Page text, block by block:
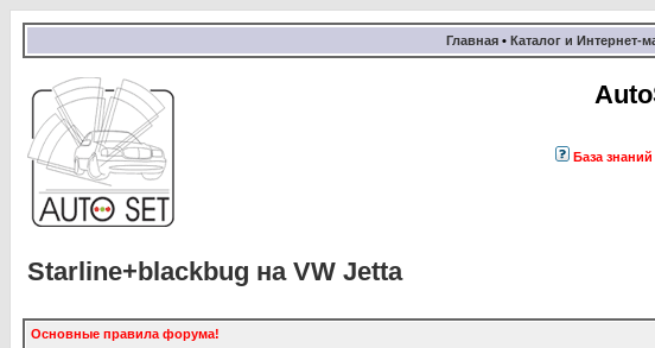
Главная • Каталог и Интернет-
База
Starline+blackbug на VW Jetta
Основные правила форума!